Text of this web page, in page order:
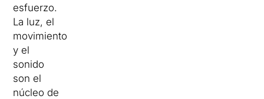
esfuerzo.
La luz, el
movimiento
y el
sonido
son el
núcleo de